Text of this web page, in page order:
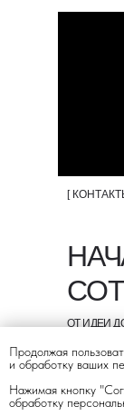
ОТ ИДЕИ
[
+7
Продолжая
и обработку ваших
Нажимая кнопку
обработку